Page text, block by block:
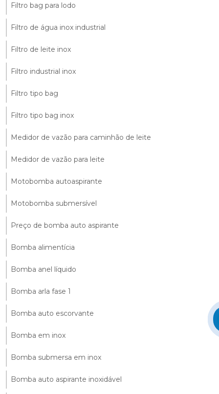
Filtro bag para lodo
Filtro de água inox industrial
Filtro de leite inox
Filtro industrial inox
Filtro tipo bag
Filtro tipo bag inox
Medidor de vazão para caminhão de leite
Medidor de vazão para leite
Motobomba autoaspirante
Motobomba submersível
Preço de bomba auto aspirante
Bomba alimentícia
Bomba anel líquido
Bomba arla fase 1
Bomba auto escorvante
Bomba em inox
Bomba submersa em inox
Bomba auto aspirante inoxidável